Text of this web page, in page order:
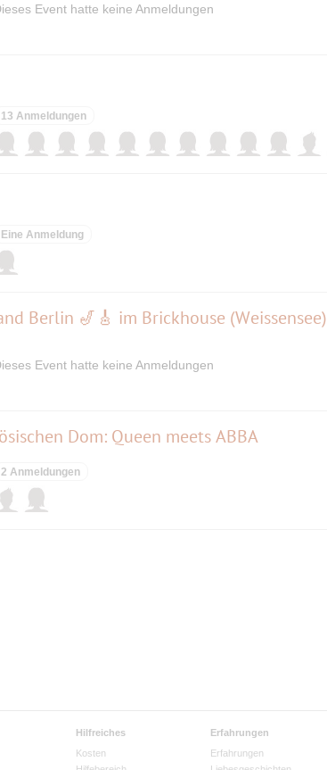
Event hatte keine Anmeldungen
13 Anmeldungen
Eine Anmeldung
Berlin 🎷🎸 im Brickhouse (Weissensee)
Event hatte keine Anmeldungen
Dom: Queen meets ABBA
2 Anmeldungen
Hilfreiches
Kosten
Erfahrungen
Erfahrungen